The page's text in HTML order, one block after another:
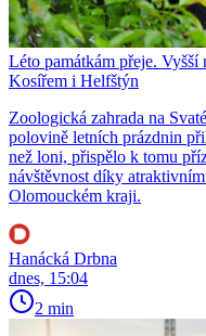
Léto památkám přeje. Vyšší
Kosířem i Helfštýn
Zoologická zahrada na
polovině letních prázdnin
než loni, přispělo k tomu
návštěvnost díky
Olomouckém kraji.
Hanácká Drbna
dnes, 15:04
2 min